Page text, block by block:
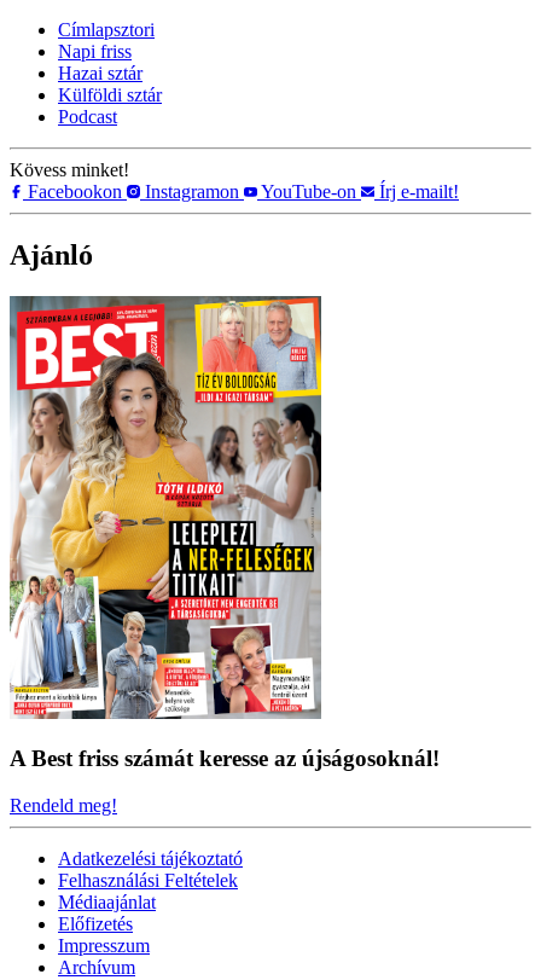
Címlapsztori
Napi friss
Hazai sztár
Külföldi sztár
Podcast
Kövess minket!
Facebookon
Instagramon YouTube-on Írj e-mailt!
Ajánló
A Best friss számát keresse az újságosoknál!
Rendeld meg!
Adatkezelési tájékoztató
Felhasználási Feltételek
Médiaajánlat
Előfizetés
Impresszum
Archívum